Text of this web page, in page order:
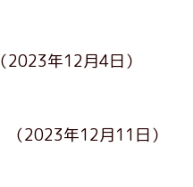
（2023年12月4日）
（2023年12月11日）